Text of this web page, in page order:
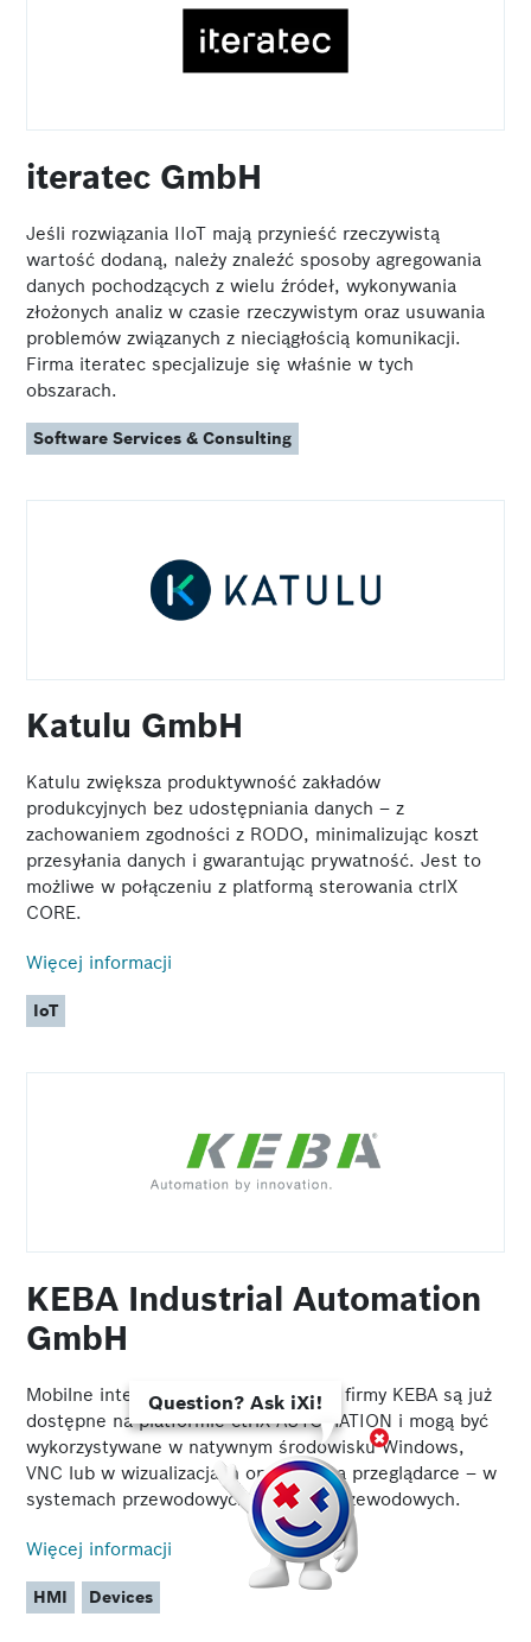
Question? Ask iXi!
iteratec GmbH
Jeśli rozwiązania IIoT mają przynieść rzeczywistą
wartość dodaną, należy znaleźć sposoby agregowania
danych pochodzących z wielu źródeł, wykonywania
złożonych analiz w czasie rzeczywistym oraz usuwania
problemów związanych z nieciągłością komunikacji.
Firma iteratec specjalizuje się właśnie w tych
obszarach.
Software Services & Consulting
Katulu GmbH
Katulu zwiększa produktywność zakładów
produkcyjnych bez udostępniania danych – z
zachowaniem zgodności z RODO, minimalizując koszt
przesyłania danych i gwarantując prywatność. Jest to
możliwe w połączeniu z platformą sterowania ctrlX
CORE.
Więcej informacji
IoT
KEBA Industrial Automation
GmbH
Mobilne interfejsy HMI serii „KeTop” firmy KEBA są już
dostępne na platformie ctrlX AUTOMATION i mogą być
wykorzystywane w natywnym środowisku Windows,
VNC lub w wizualizacjach opartych na przeglądarce – w
systemach przewodowych, jak i bezprzewodowych.
Więcej informacji
HMI Devices